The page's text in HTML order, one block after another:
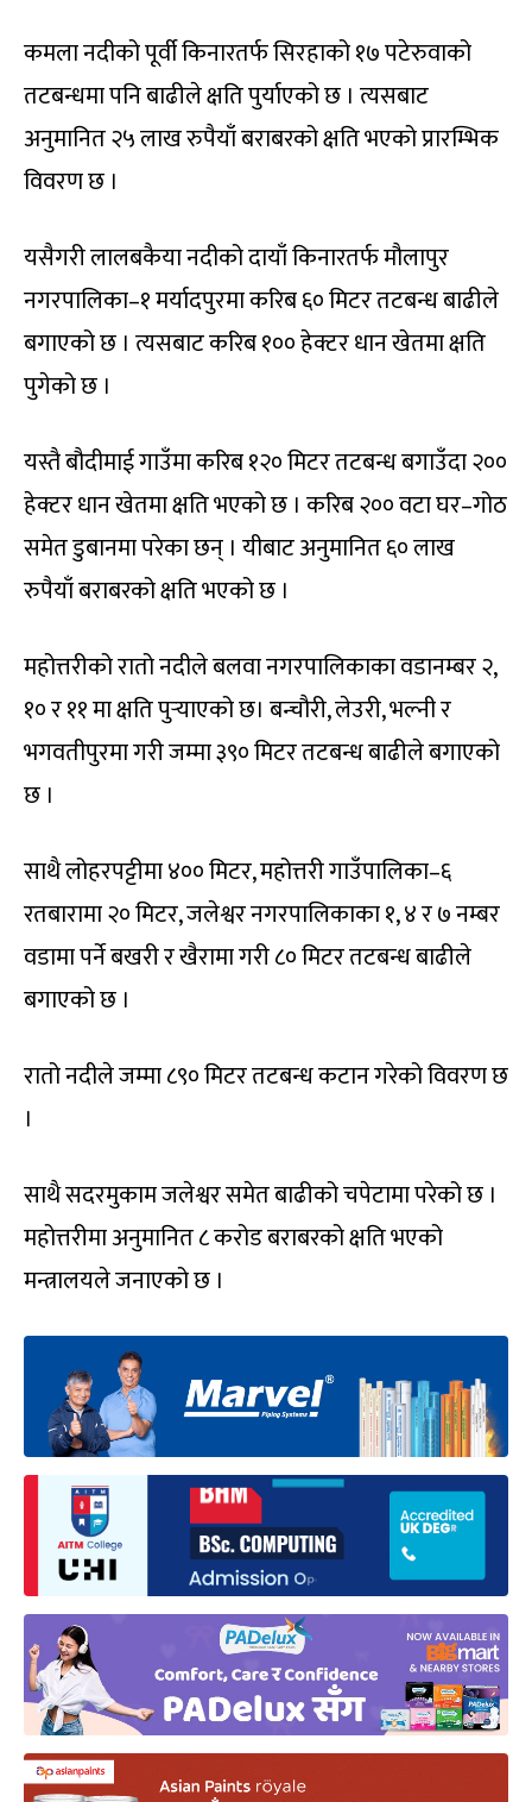
कमला नदीको पूर्वी किनारतर्फ सिरहाको १७ पटेरुवाको
तटबन्धमा पनि बाढीले क्षति पुर्याएको छ । त्यसबाट
अनुमानित २५ लाख रुपैयाँ बराबरको क्षति भएको प्रारम्भिक
विवरण छ ।
यसैगरी लालबकैया नदीको दायाँ किनारतर्फ मौलापुर
नगरपालिका–१ मर्यादपुरमा करिब ६० मिटर तटबन्ध बाढीले
बगाएको छ । त्यसबाट करिब १०० हेक्टर धान खेतमा क्षति
पुगेको छ ।
यस्तै बौदीमाई गाउँमा करिब १२० मिटर तटबन्ध बगाउँदा २००
हेक्टर धान खेतमा क्षति भएको छ । करिब २०० वटा घर–गोठ
समेत डुबानमा परेका छन् । यीबाट अनुमानित ६० लाख
रुपैयाँ बराबरको क्षति भएको छ ।
महोत्तरीको रातो नदीले बलवा नगरपालिकाका वडानम्बर २,
१० र ११ मा क्षति पुर्‍याएको छ। बन्चौरी, लेउरी, भल्नी र
भगवतीपुरमा गरी जम्मा ३९० मिटर तटबन्ध बाढीले बगाएको
छ ।
साथै लोहरपट्टीमा ४०० मिटर, महोत्तरी गाउँपालिका–६
रतबारामा २० मिटर, जलेश्वर नगरपालिकाका १, ४ र ७ नम्बर
वडामा पर्ने बखरी र खैरामा गरी ८० मिटर तटबन्ध बाढीले
बगाएको छ ।
रातो नदीले जम्मा ८९० मिटर तटबन्ध कटान गरेको विवरण छ
।
साथै सदरमुकाम जलेश्वर समेत बाढीको चपेटामा परेको छ ।
महोत्तरीमा अनुमानित ८ करोड बराबरको क्षति भएको
मन्त्रालयले जनाएको छ ।